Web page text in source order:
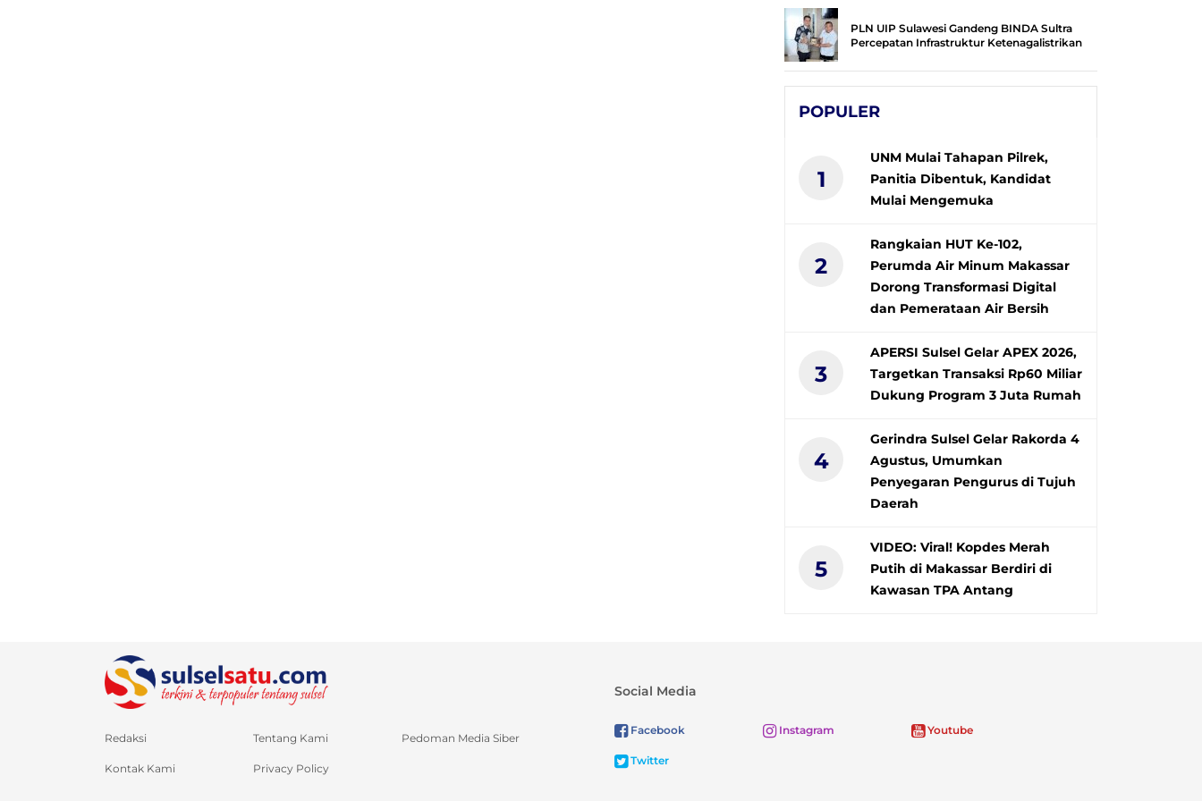
PLN UIP Sulawesi Gandeng BINDA Sultra
Percepatan Infrastruktur Ketenagalistrikan
POPULER
1
UNM Mulai Tahapan Pilrek,
Panitia Dibentuk, Kandidat
Mulai Mengemuka
2
Rangkaian HUT Ke-102,
Perumda Air Minum Makassar
Dorong Transformasi Digital
dan Pemerataan Air Bersih
3
APERSI Sulsel Gelar APEX 2026,
Targetkan Transaksi Rp60 Miliar
Dukung Program 3 Juta Rumah
4
Gerindra Sulsel Gelar Rakorda 4
Agustus, Umumkan
Penyegaran Pengurus di Tujuh
Daerah
5
VIDEO: Viral! Kopdes Merah
Putih di Makassar Berdiri di
Kawasan TPA Antang
Redaksi Tentang Kami Pedoman Media Siber
Kontak Kami Privacy Policy
Social Media
Facebook Instagram Youtube
Twitter